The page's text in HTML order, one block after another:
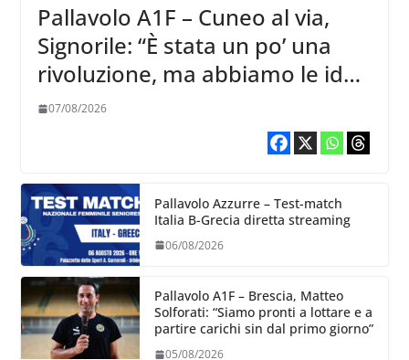
Pallavolo A1F – Cuneo al via,
Signorile: “È stata un po’ una
rivoluzione, ma abbiamo le idee
chiare siu cosa vogliamo fare”
07/08/2026
Pallavolo Azzurre – Test-match
Italia B-Grecia diretta streaming
06/08/2026
Pallavolo A1F – Brescia, Matteo
Solforati: “Siamo pronti a lottare e a
partire carichi sin dal primo giorno”
05/08/2026